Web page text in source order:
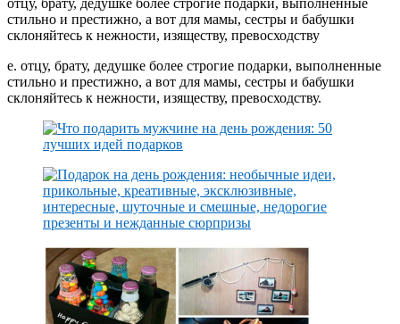
стильно и престижно, а вот для мамы, сестры и бабушки
склоняйтесь к нежности, изяществу, превосходству
е. отцу, брату, дедушке более строгие подарки, выполненные
стильно и престижно, а вот для мамы, сестры и бабушки
склоняйтесь к нежности, изяществу, превосходству.